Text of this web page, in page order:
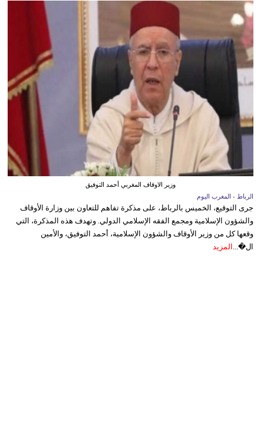
وزير الاوقاف المغربي أحمد التوفيق
الرباط - المغرب اليوم
جرى التوقيع، الخميس بالرباط، على مذكرة تفاهم للتعاون بين وزارة الأوقاف
والشؤون الإسلامية ومجمع الفقه الإسلامي الدولي. وتهدف هذه المذكرة، التي
وقعها كل من وزير الأوقاف والشؤون الإسلامية، أحمد التوفيق، والأمين
ال�... المزيد